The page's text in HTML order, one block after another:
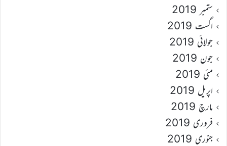
ستمبر 2019
اگست 2019
جولائی 2019
جون 2019
مئی 2019
اپریل 2019
مارچ 2019
فروری 2019
جنوری 2019